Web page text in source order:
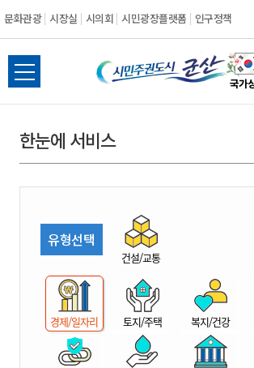
문화관광 시장실 시의회 시민광장플랫폼 인구정책
시
민
권
시
산
전
체
뉴
열
한눈에 서비스
유형선택
건설/교통
경제/일자리 토지/주택 복지/건강